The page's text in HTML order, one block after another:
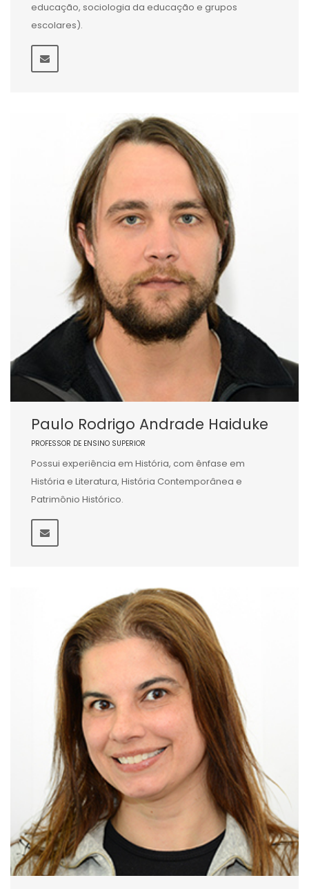
educação, sociologia da educação e grupos
escolares).
Paulo Rodrigo Andrade Haiduke
PROFESSOR DE ENSINO SUPERIOR
Possui experiência em História, com ênfase em
História e Literatura, História Contemporânea e
Patrimônio Histórico.